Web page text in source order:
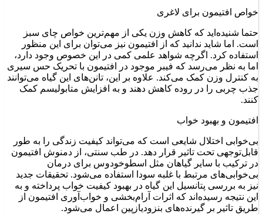
خواص افتیمون برای لاغری
حتما شنیده‌اید که کاهش وزن یکی از مهم‌ترین خواص چای سبز
است. اما شاید ندانید که از افتیمون نیز می‌توان برای این منظور
استفاده کرد. اگرچه شواهد علمی کمی در این خصوص وجود دارد،
اما به نظر می‌رسد که فیبر موجود در افتیمون با تحریک حس سیری
به کنترل وزن کمک می‌کند. علاوه بر این، تانن‌های این گیاه می‌توانند
جذب چربی را در روده کاهش دهند و به افزایش متابولیسم کمک
کنند.
افتیمون و بهبود خواب
بی‌خوابی اختلال شایعی است که می‌تواند کیفیت زندگی را به طور
قابل‌توجهی تحت تاثیر قرار دهد. در طب سنتی، از دمنوش افتیمون
در ترکیب با سایر گیاهان مثل اسطوخودوس برای درمان
بی‌خوابی‌های مرتبط با غلبه سودا استفاده می‌شود. تحقیقات جدید
نیز به بررسی پتانسیل این گیاه در بهبود کیفیت خواب پرداخته و به
این نتیجه رسیده‌اند که اثرات آرام‌بخشی و خواب‌آوری افتیمون از
طریق تاثیر بر گیرنده‌های بنزودیازپین اعمال می‌شود.